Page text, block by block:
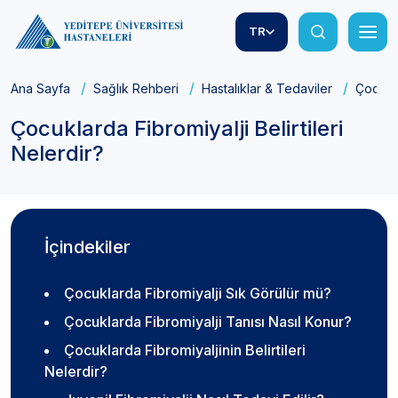
TR
Ana Sayfa Sağlık Rehberi Hastalıklar & Tedaviler
Çocuklarda Fibromiyalji Belirtileri
Nelerdir?
İçindekiler
Çocuklarda Fibromiyalji Sık Görülür mü?
Çocuklarda Fibromiyalji Tanısı Nasıl Konur?
Çocuklarda Fibromiyaljinin Belirtileri
Nelerdir?